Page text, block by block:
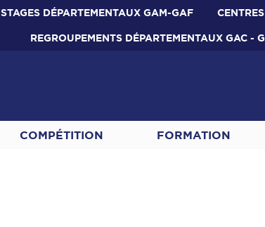
STAGES DÉPARTEMENTAUX GAM-GAF
REGROUPEMENTS DÉPARTEMENTAUX GAC -
COMPÉTITION FORMATION